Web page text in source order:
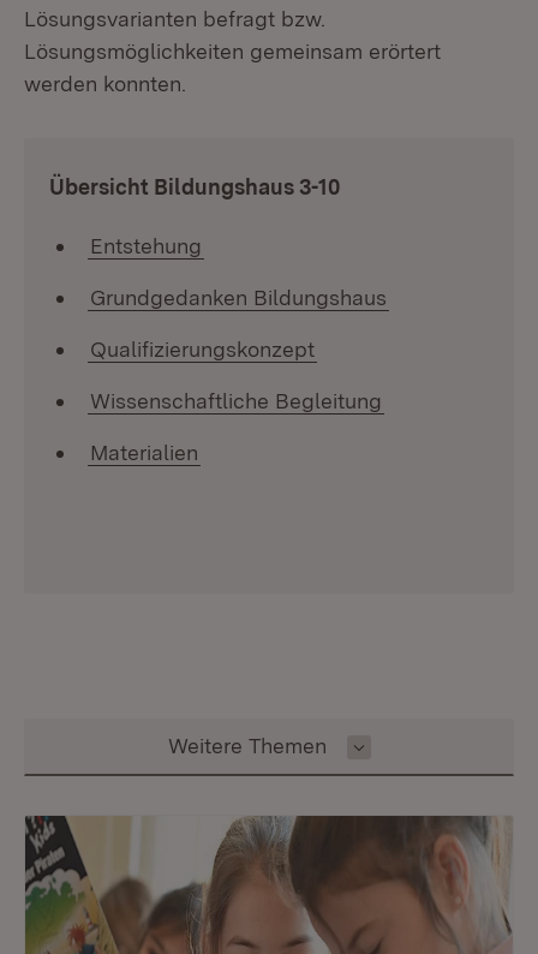
Lösungsvarianten befragt bzw.
Lösungsmöglichkeiten gemeinsam erörtert
werden konnten.
:Übersicht Bildungshaus 3-10
Entstehung
Grundgedanken Bildungshaus
Qualifizierungskonzept
Wissenschaftliche Begleitung
Materialien
Inhalt auswählen
Weitere Themen